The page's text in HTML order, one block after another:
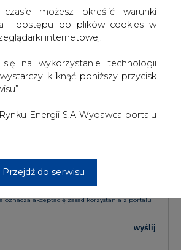
możesz określić warunki
i dostępu do plików cookies w
internetowej.
na wykorzystanie technologii
kliknąć poniższy przycisk
Energii S.A Wydawca portalu
Przejdź do serwisu
oznacza akceptację zasad korzystania z portalu
wyślij